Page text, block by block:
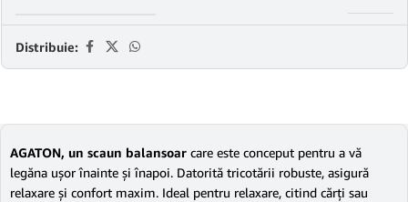
Distribuie:
AGATON, un scaun balansoar care este conceput pentru a vă
legăna uşor înainte şi înapoi. Datorită tricotării robuste, asigură
relaxare şi confort maxim. Ideal pentru relaxare, citind cărţi sau